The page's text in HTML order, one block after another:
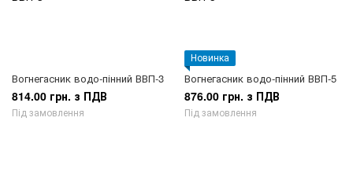
Вогнегасник водо-пінний ВВП-3
814.00 грн. з ПДВ
Під замовлення
Новинка
Вогнегасник водо-пінний ВВП-5
876.00 грн. з ПДВ
Під замовлення